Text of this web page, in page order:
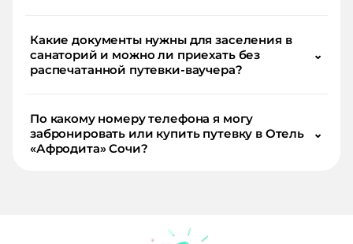
Какие документы нужны для заселения в
санаторий и можно ли приехать без
распечатанной путевки-ваучера?
⌄
По какому номеру телефона я могу
забронировать или купить путевку в Отель
«Афродита» Сочи?
⌄